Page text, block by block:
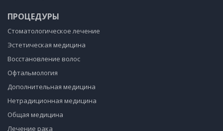
ПРОЦЕДУРЫ
Стоматологическое лечение
Эстетическая медицина
Восстановление волос
Офтальмология
Дополнительная медицина
Нетрадиционная медицина
Общая медицина
Лечение рака